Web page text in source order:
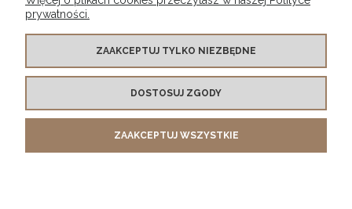
MOJE KONTO
PŁATNOŚCI I DOSTAWA
INFORMACJE
O NAS
prywatności.
ZAAKCEPTUJ TYLKO NIEZBĘDNE
DOSTOSUJ ZGODY
ZAAKCEPTUJ WSZYSTKIE